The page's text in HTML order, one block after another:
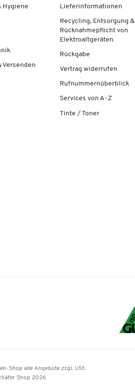
Hygiene
Versenden
Lieferinformationen
Recycling, Entsorgung &
Rücknahmepflicht von
Elektroaltgeräten
Rückgabe
Vertrag widerrufen
Rufnummernüberblick
Services von A-Z
Tinte / Toner
Shop alle Angebote zzgl. USt.
Shop 2026